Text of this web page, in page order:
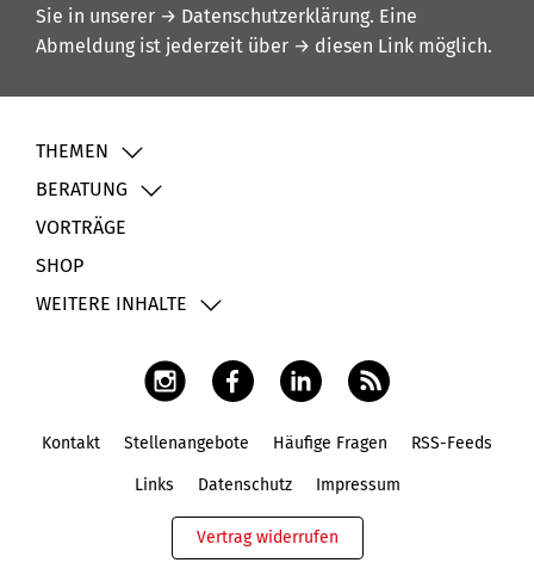
Sie in unserer → Datenschutzerklärung. Eine
Abmeldung ist jederzeit über → diesen Link möglich.
THEMEN
BERATUNG
VORTRÄGE
SHOP
WEITERE INHALTE
Kontakt Stellenangebote Häufige Fragen RSS-Feeds
Links Datenschutz Impressum
Vertrag widerrufen